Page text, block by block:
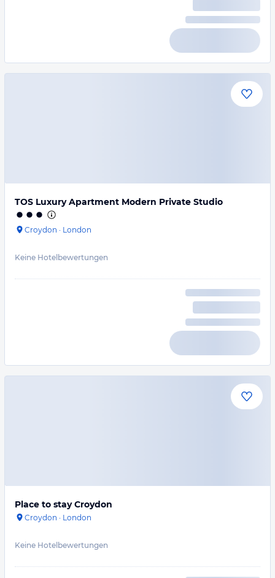
TOS Luxury Apartment Modern Private Studio
Croydon · London
Keine Hotelbewertungen
Place to stay Croydon
Croydon · London
Keine Hotelbewertungen